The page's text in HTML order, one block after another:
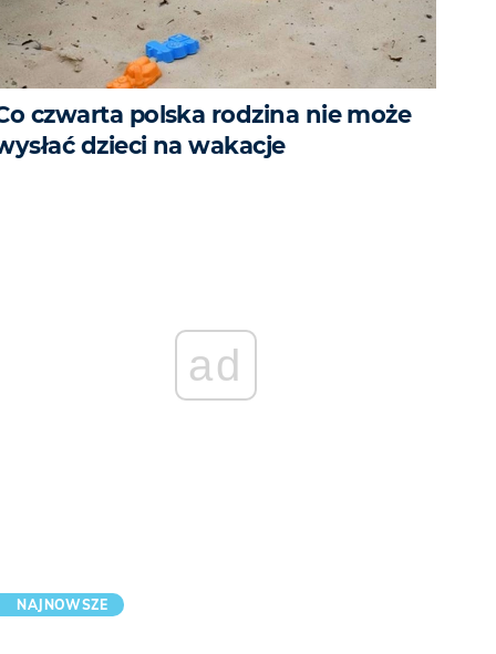
czwarta polska rodzina nie może
dzieci na wakacje
ad
NAJNOWSZE